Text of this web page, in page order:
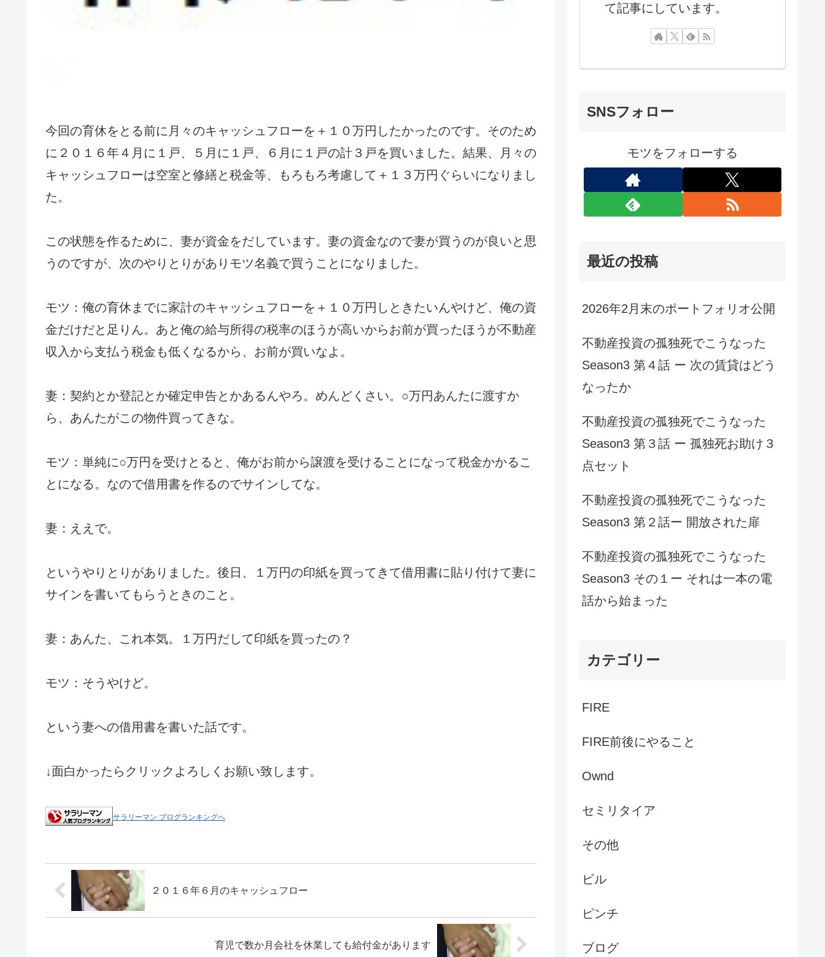
今回の育休をとる前に月々のキャッシュフローを＋１０万円したかったのです。そのため
に２０１６年４月に１戸、５月に１戸、６月に１戸の計３戸を買いました。結果、月々の
キャッシュフローは空室と修繕と税金等、もろもろ考慮して＋１３万円ぐらいになりまし
た。
この状態を作るために、妻が資金をだしています。妻の資金なので妻が買うのが良いと思
うのですが、次のやりとりがありモツ名義で買うことになりました。
モツ：俺の育休までに家計のキャッシュフローを＋１０万円しときたいんやけど、俺の資
金だけだと足りん。あと俺の給与所得の税率のほうが高いからお前が買ったほうが不動産
収入から支払う税金も低くなるから、お前が買いなよ。
妻：契約とか登記とか確定申告とかあるんやろ。めんどくさい。○万円あんたに渡すか
ら、あんたがこの物件買ってきな。
モツ：単純に○万円を受けとると、俺がお前から譲渡を受けることになって税金かかるこ
とになる。なので借用書を作るのでサインしてな。
妻：ええで。
というやりとりがありました。後日、１万円の印紙を買ってきて借用書に貼り付けて妻に
サインを書いてもらうときのこと。
妻：あんた、これ本気。１万円だして印紙を買ったの？
モツ：そうやけど。
という妻への借用書を書いた話です。
↓面白かったらクリックよろしくお願い致します。
サラリーマン ブログランキングへ
２０１６年６月のキャッシュフロー
育児で数か月会社を休業しても給付金があります
て記事にしています。
SNSフォロー
モツをフォローする
最近の投稿
2026年2月末のポートフォリオ公開
不動産投資の孤独死でこうなった
Season3 第４話 ー 次の賃貸はどう
なったか
不動産投資の孤独死でこうなった
Season3 第３話 ー 孤独死お助け３
点セット
不動産投資の孤独死でこうなった
Season3 第２話ー 開放された扉
不動産投資の孤独死でこうなった
Season3 その１ー それは一本の電
話から始まった
カテゴリー
FIRE
FIRE前後にやること
Ownd
セミリタイア
その他
ビル
ピンチ
ブログ